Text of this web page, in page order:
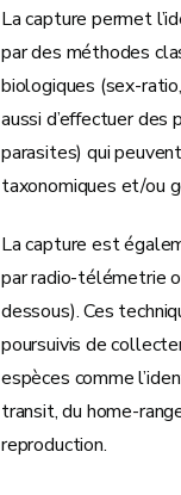
La capture permet
par des méthodes
biologiques (sex-
aussi d’effectuer des
parasites) qui
taxonomiques et/ou
La capture est
par radio-télémetrie
dessous). Ces
poursuivis de
espèces comme
transit, du home-
reproduction.